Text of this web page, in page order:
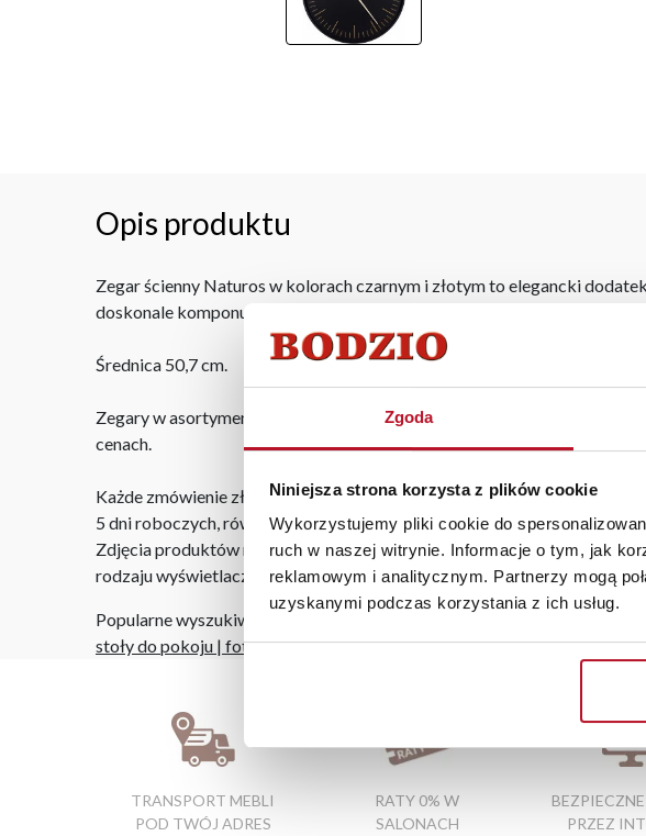
Zgoda
Niniejsza strona korzysta z plików cookie
Wykorzystujemy pliki cookie do
ruch w naszej witrynie. Informacje o tym, jak
reklamowym i analitycznym. Partnerzy mogą
uzyskanymi podczas korzystania z ich usług.
Opis produktu
Zegar ścienny Naturos w kolorach czarnym i złotym to elegancki
doskonale komponując się z nowoczesnymi i klasycznymi aranżacjami.
Średnica 50,7 cm.
Zegary w asortymencie Fabryki Mebli BODZIO to praktyczny dodatek
cenach.
Każde zmówienie złożone w sklepie stacjonarnym dostarczymy do 3
5 dni roboczych, również na terenie całego kraju. Wszystkie
Zdjęcia produktów mają charakter poglądowy. Rzeczywiste kolory i
rodzaju wyświetlacza i oświetlenia.
Popularne wyszukiwania:
stoły do pokoju | fotele uszak|nerka do szafki narożnej|szafki do
TRANSPORT MEBLI
POD TWÓJ ADRES
RATY 0% W
SALONACH
PRZEZ